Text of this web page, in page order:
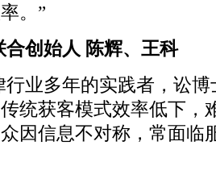
。”
合创始人 陈辉、王科
行业多年的实践者，讼
统获客模式效率低下，
因信息不对称，常面临